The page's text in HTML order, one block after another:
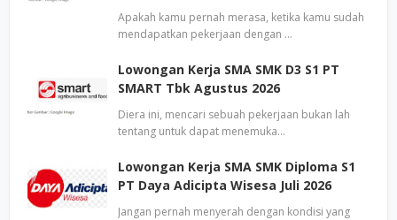
Apakah kamu pernah merasa, ketika kamu sudah
mendapatkan pekerjaan dengan …
Lowongan Kerja SMA SMK D3 S1 PT
SMART Tbk Agustus 2026
Diera ini, mencari sebuah pekerjaan bukan lah
tentang untuk dapat menemuka…
Lowongan Kerja SMA SMK Diploma S1
PT Daya Adicipta Wisesa Juli 2026
Jangan pernah menyerah dengan kondisi yang